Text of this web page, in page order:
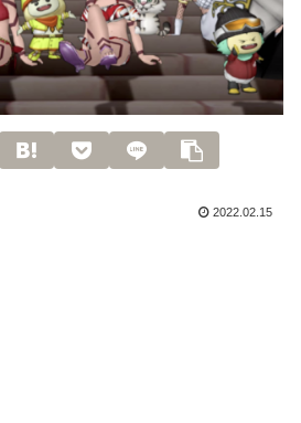
2022.02.15